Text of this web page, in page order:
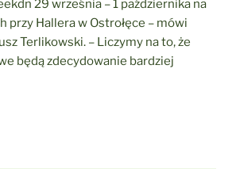
29 września – 1 października na
przy Hallera w Ostrołęce – mówi
Terlikowski. – Liczymy na to, że
będą zdecydowanie bardziej